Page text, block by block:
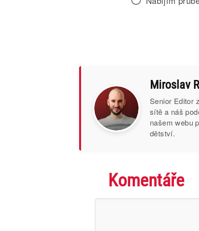
Miroslav
Senior Editor
sítě a náš
našem webu
dětství.
Komentáře